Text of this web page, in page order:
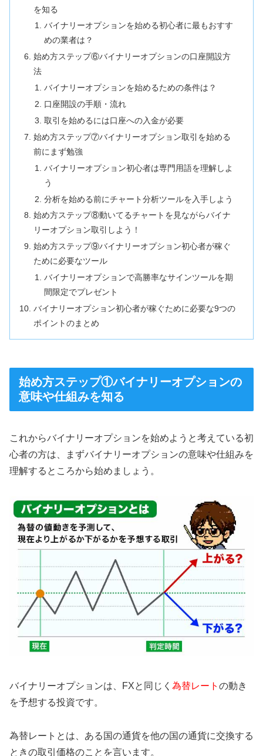
を知る
バイナリーオプションを始める初心者に最もおすす
めの業者は？
始め方ステップ⑥バイナリーオプションの口座開設方
法
バイナリーオプションを始めるための条件は？
口座開設の手順・流れ
取引を始めるには口座への入金が必要
始め方ステップ⑦バイナリーオプション取引を始める
前にまず勉強
バイナリーオプション初心者は専門用語を理解しよ
う
分析を始める前にチャート分析ツールを入手しよう
始め方ステップ⑧動いてるチャートを見ながらバイナ
リーオプション取引しよう！
始め方ステップ⑨バイナリーオプション初心者が稼ぐ
ために必要なツール
バイナリーオプションで高勝率なサインツールを期
間限定でプレゼント
バイナリーオプション初心者が稼ぐために必要な9つの
ポイントのまとめ
始め方ステップ①バイナリーオプションの
意味や仕組みを知る
これからバイナリーオプションを始めようと考えている初
心者の方は、まずバイナリーオプションの意味や仕組みを
理解するところから始めましょう。
バイナリーオプションは、FXと同じく 為替レート の動き
を予想する投資です。
為替レートとは、ある国の通貨を他の国の通貨に交換する
ときの取引価格のことを言います。